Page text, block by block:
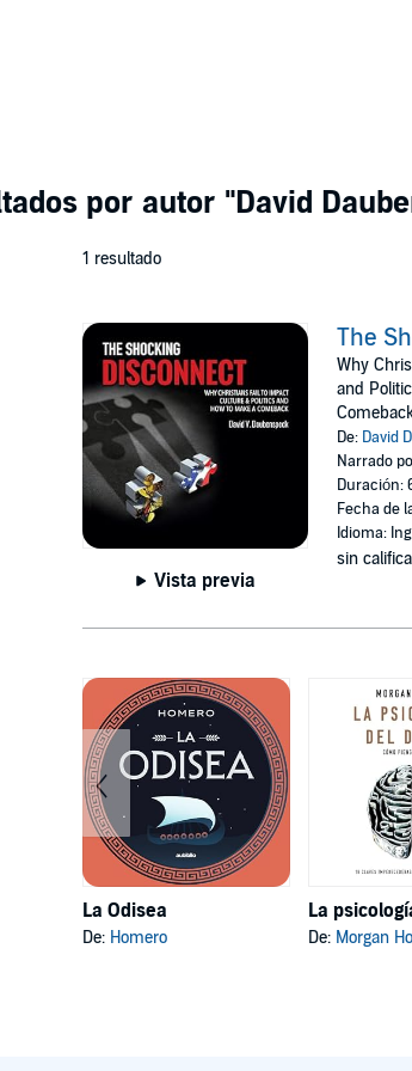
por autor "David
1 resultado
Vista previa
The
Why
and
De: David
Narrado
Duración:
Fecha de
Idioma:
sin
La Odisea
De: Homero
La
De: Morgan